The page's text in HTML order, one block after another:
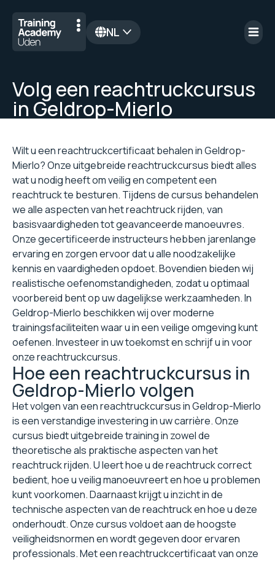
NL
Volg een reachtruckcursus
in Geldrop-Mierlo
Wilt u een reachtruckcertificaat behalen in Geldrop-
Mierlo? Onze uitgebreide reachtruckcursus biedt alles
wat u nodig heeft om veilig en competent een
reachtruck te besturen. Tijdens de cursus behandelen
we alle aspecten van het reachtruck rijden, van
basisvaardigheden tot geavanceerde manoeuvres.
Onze gecertificeerde instructeurs hebben jarenlange
ervaring en zorgen ervoor dat u alle noodzakelijke
kennis en vaardigheden opdoet. Bovendien bieden wij
realistische oefenomstandigheden, zodat u optimaal
voorbereid bent op uw dagelijkse werkzaamheden. In
Geldrop-Mierlo beschikken wij over moderne
trainingsfaciliteiten waar u in een veilige omgeving kunt
oefenen. Investeer in uw toekomst en schrijf u in voor
onze reachtruckcursus.
Hoe een reachtruckcursus in
Geldrop-Mierlo volgen
Het volgen van een reachtruckcursus in Geldrop-Mierlo
is een verstandige investering in uw carrière. Onze
cursus biedt uitgebreide training in zowel de
theoretische als praktische aspecten van het
reachtruck rijden. U leert hoe u de reachtruck correct
bedient, hoe u veilig manoeuvreert en hoe u problemen
kunt voorkomen. Daarnaast krijgt u inzicht in de
technische aspecten van de reachtruck en hoe u deze
onderhoudt. Onze cursus voldoet aan de hoogste
veiligheidsnormen en wordt gegeven door ervaren
professionals. Met een reachtruckcertificaat van onze